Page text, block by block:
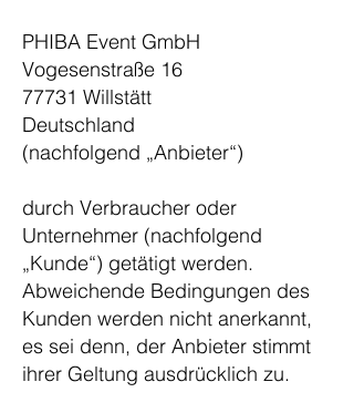
PHIBA Event GmbH
Vogesenstraße 16
77731 Willstätt
Deutschland
(nachfolgend „Anbieter“)
durch Verbraucher oder
Unternehmer (nachfolgend
„Kunde“) getätigt werden.
Abweichende Bedingungen des
Kunden werden nicht anerkannt,
es sei denn, der Anbieter stimmt
ihrer Geltung ausdrücklich zu.